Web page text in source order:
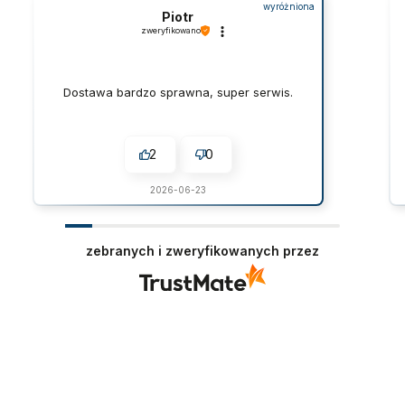
wyróżniona
Piotr
zweryfikowano
Dostawa bardzo sprawna, super serwis.
2 0
2026-06-23
zebranych i zweryfikowanych przez